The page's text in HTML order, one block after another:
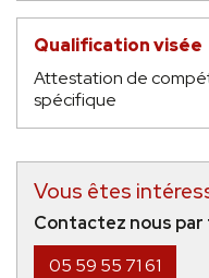
Qualification visée
Attestation de
spécifique
Vous êtes
Contactez nous
05 59 55 71 61